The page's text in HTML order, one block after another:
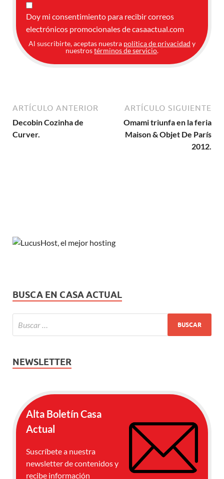
Doy mi consentimiento para recibir correos
electrónicos promocionales de casaactual.com
Al suscribirte, aceptas nuestra política de privacidad y
nuestrostérminos de servicio.
ARTÍCULO ANTERIOR
Decobin Cozinha de
Curver.
ARTÍCULO SIGUIENTE
Omami triunfa en la feria
Maison & Objet De París
2012.
BUSCA EN CASA ACTUAL
NEWSLETTER
Alta Boletín Casa
Actual
Suscríbete a nuestra
newsletter de contenidos y
recibe información